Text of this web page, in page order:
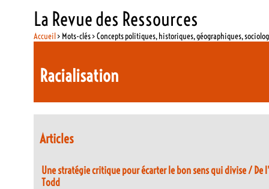
La Revue des Ressources
Accueil> Mots-clés > Concepts politiques, historiques, géographiques,
Racialisation
Articles
Une stratégie critique pour écarter le bon sens qui divise / De
Todd